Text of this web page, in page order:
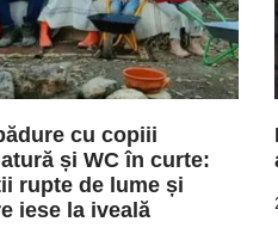
cu copiii
și WC în curte:
rupte de lume și
iese la iveală